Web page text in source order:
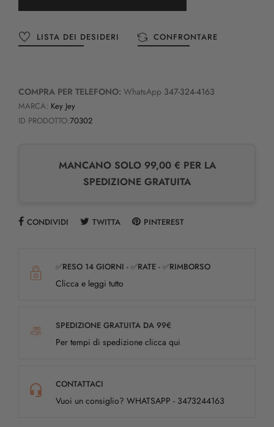
LISTA DEI DESIDERI CONFRONTARE
COMPRA PER TELEFONO: WhatsApp 347-324-4163
MARCA: Key Jey
ID PRODOTTO:70302
MANCANO SOLO 99,00 € PER LA
SPEDIZIONE GRATUITA
CONDIVIDI TWITTA PINTEREST
✅RESO 14 GIORNI - ✅RATE - ✅RIMBORSO
Clicca e leggi tutto
SPEDIZIONE GRATUITA DA 99€
Per tempi di spedizione clicca qui
CONTATTACI
Vuoi un consiglio? WHATSAPP - 3473244163